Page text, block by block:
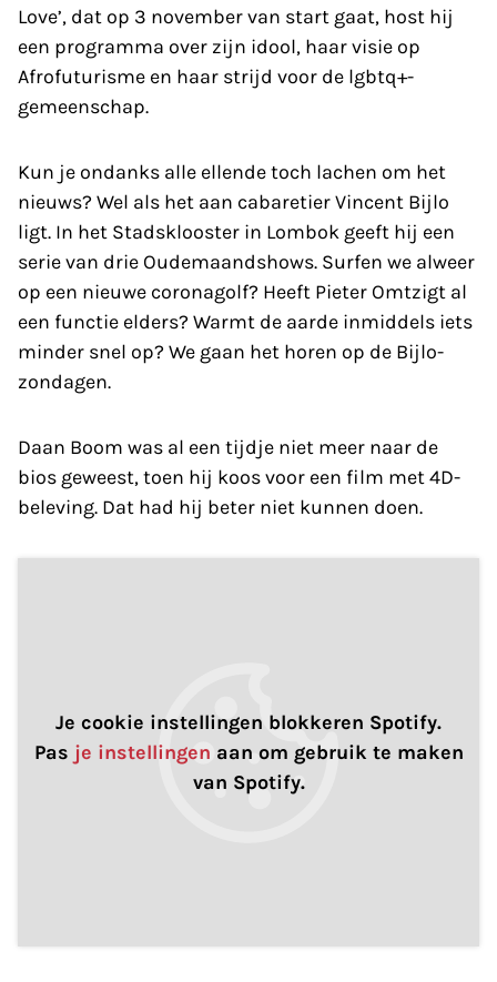
Love’, dat op 3 november van start gaat, host hij
een programma over zijn idool, haar visie op
Afrofuturisme en haar strijd voor de lgbtq+-
gemeenschap.
Kun je ondanks alle ellende toch lachen om het
nieuws? Wel als het aan cabaretier Vincent Bijlo
ligt. In het Stadsklooster in Lombok geeft hij een
serie van drie Oudemaandshows. Surfen we alweer
op een nieuwe coronagolf? Heeft Pieter Omtzigt al
een functie elders? Warmt de aarde inmiddels iets
minder snel op? We gaan het horen op de Bijlo-
zondagen.
Daan Boom was al een tijdje niet meer naar de
bios geweest, toen hij koos voor een film met 4D-
beleving. Dat had hij beter niet kunnen doen.
Je cookie instellingen blokkeren Spotify.
Pas je instellingen aan om gebruik te maken
van Spotify.